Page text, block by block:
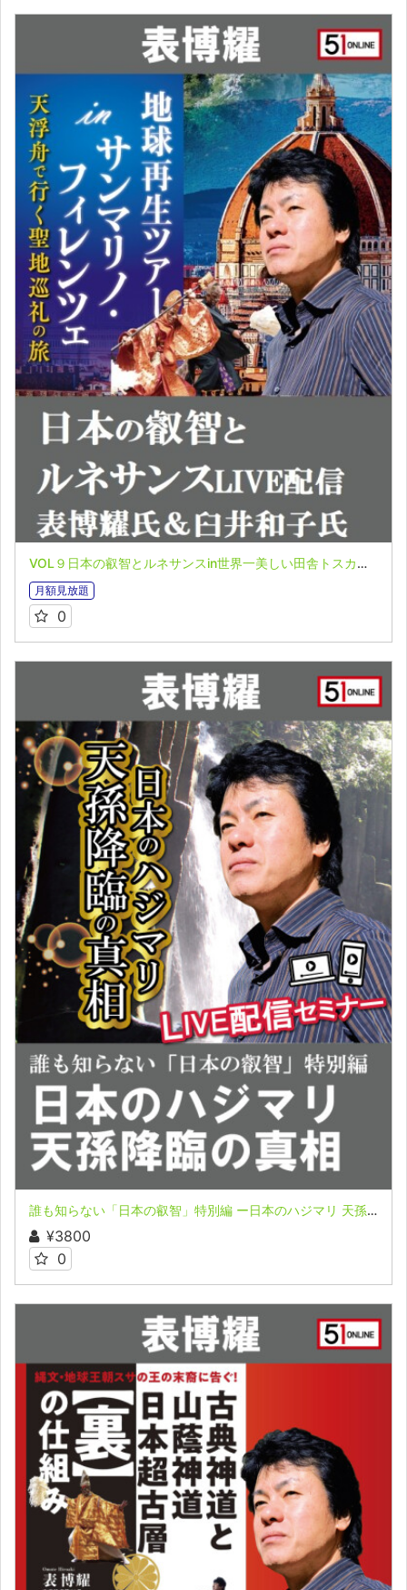
VOL９日本の叡智とルネサンスin世界一美しい田舎トスカーナ 表博耀氏＆臼井和子氏 誰も知らない世界の叡智オンライン配信 地球再生ツアーin サンマリノ・フィレンツェ
月額見放題
0
誰も知らない「日本の叡智」特別編 ー日本のハジマリ 天孫降臨の真相ーLIVE配信セミナー収録映像
¥3800
0